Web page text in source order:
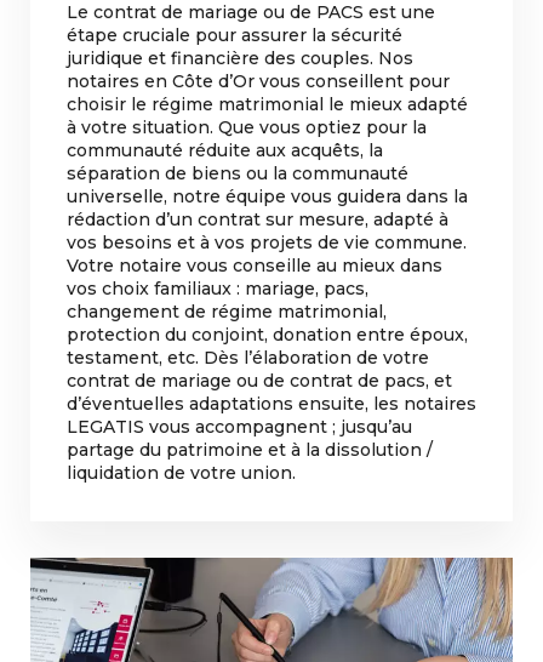
Le contrat de mariage ou de PACS est une
étape cruciale pour assurer la sécurité
juridique et financière des couples. Nos
notaires en Côte d’Or vous conseillent pour
choisir le régime matrimonial le mieux adapté
à votre situation. Que vous optiez pour la
communauté réduite aux acquêts, la
séparation de biens ou la communauté
universelle, notre équipe vous guidera dans la
rédaction d’un contrat sur mesure, adapté à
vos besoins et à vos projets de vie commune.
Votre notaire vous conseille au mieux dans
vos choix familiaux : mariage, pacs,
changement de régime matrimonial,
protection du conjoint, donation entre époux,
testament, etc. Dès l’élaboration de votre
contrat de mariage ou de contrat de pacs, et
d’éventuelles adaptations ensuite, les notaires
LEGATIS vous accompagnent ; jusqu’au
partage du patrimoine et à la dissolution /
liquidation de votre union.